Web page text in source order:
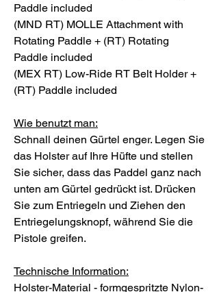
Paddle included
(MND RT) MOLLE Attachment with
Rotating Paddle + (RT) Rotating
Paddle included
(MEX RT) Low-Ride RT Belt Holder +
(RT) Paddle included
Wie benutzt man:
Schnall deinen Gürtel enger. Legen Sie
das Holster auf Ihre Hüfte und stellen
Sie sicher, dass das Paddel ganz nach
unten am Gürtel gedrückt ist. Drücken
Sie zum Entriegeln und Ziehen den
Entriegelungsknopf, während Sie die
Pistole greifen.
Technische Information:
Holster-Material - formgespritzte Nylon-